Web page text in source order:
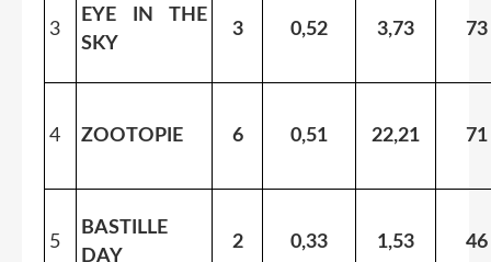
3
EYE IN THE
SKY
3 0,52 3,73
4 ZOOTOPIE 6 0,51 22,21
5
BASTILLE
DAY
2 0,33 1,53 46